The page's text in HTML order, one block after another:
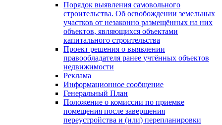
Порядок выявления самовольного
строительства. Об освобождении земельных
участков от незаконно размещённых на них
объектов, являющихся объектами
капитального строительства
Проект решения о выявлении
правообладателя ранее учтённых объектов
недвижимости
Реклама
Информационное сообщение
Генеральный План
Положение о комиссии по приемке
помещения после завершения
переустройства и (или) перепланировки